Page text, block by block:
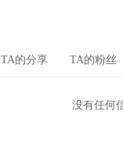
TA的分享 TA的粉丝
没有任何